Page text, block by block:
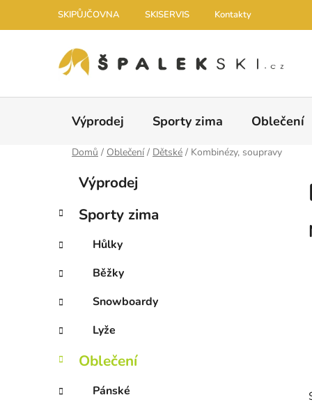
Přejít na obsahSKIPŮJČOVNA SKISERVIS Kontakty
Výprodej Sporty zima Oblečení
Domů / Oblečení / Dětské / Kombinézy, soupravy
Postranní panel
Přeskočit kategorie
Kategorie
Výprodej
Sporty zima
Hůlky
Běžky
Snowboardy
Lyže
Oblečení
Pánské